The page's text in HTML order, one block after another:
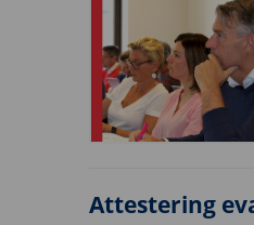
Attestering